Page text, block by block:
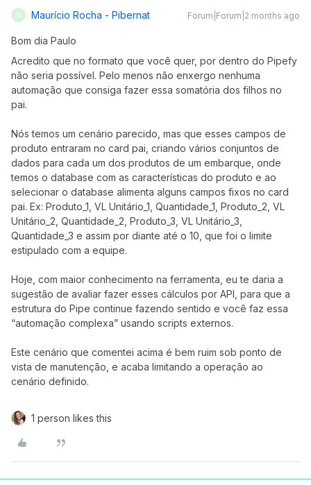
M Maurício Rocha - Pibernat Forum|Forum|2 months ago
Bom dia Paulo
Acredito que no formato que você quer, por dentro do Pipefy
não seria possível. Pelo menos não enxergo nenhuma
automação que consiga fazer essa somatória dos filhos no
pai.
Nós temos um cenário parecido, mas que esses campos de
produto entraram no card pai, criando vários conjuntos de
dados para cada um dos produtos de um embarque, onde
temos o database com as características do produto e ao
selecionar o database alimenta alguns campos fixos no card
pai. Ex: Produto_1, VL Unitário_1, Quantidade_1, Produto_2, VL
Unitário_2, Quantidade_2, Produto_3, VL Unitário_3,
Quantidade_3 e assim por diante até o 10, que foi o limite
estipulado com a equipe.
Hoje, com maior conhecimento na ferramenta, eu te daria a
sugestão de avaliar fazer esses cálculos por API, para que a
estrutura do Pipe continue fazendo sentido e você faz essa
“automação complexa” usando scripts externos.
Este cenário que comentei acima é bem ruim sob ponto de
vista de manutenção, e acaba limitando a operação ao
cenário definido.
1 person likes this